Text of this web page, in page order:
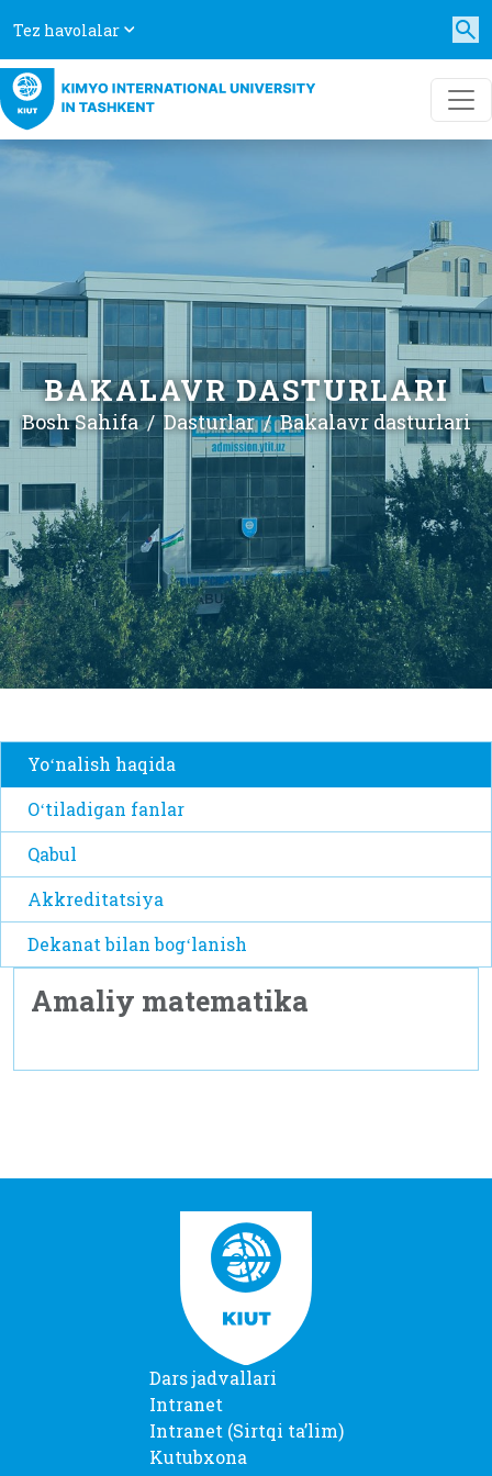
Tez havolalar
BAKALAVR DASTURLARI
Bosh Sahifa Dasturlar Bakalavr dasturlari
Yoʻnalish haqida
Oʻtiladigan fanlar
Qabul
Akkreditatsiya
Dekanat bilan bogʻlanish
Amaliy matematika
Dars jadvallari
Intranet
Intranet (Sirtqi taʼlim)
Kutubxona